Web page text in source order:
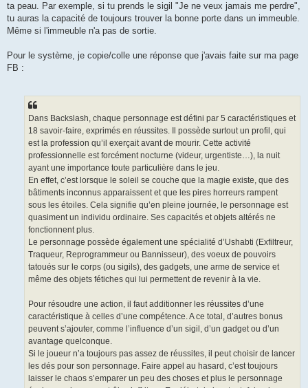
ta peau. Par exemple, si tu prends le sigil "Je ne veux jamais me perdre",
tu auras la capacité de toujours trouver la bonne porte dans un immeuble.
Même si l'immeuble n'a pas de sortie.
Pour le système, je copie/colle une réponse que j'avais faite sur ma page
FB :
Dans Backslash, chaque personnage est défini par 5 caractéristiques et
18 savoir-faire, exprimés en réussites. Il possède surtout un profil, qui
est la profession qu’il exerçait avant de mourir. Cette activité
professionnelle est forcément nocturne (videur, urgentiste…), la nuit
ayant une importance toute particulière dans le jeu.
En effet, c’est lorsque le soleil se couche que la magie existe, que des
bâtiments inconnus apparaissent et que les pires horreurs rampent
sous les étoiles. Cela signifie qu’en pleine journée, le personnage est
quasiment un individu ordinaire. Ses capacités et objets altérés ne
fonctionnent plus.
Le personnage possède également une spécialité d’Ushabti (Exfiltreur,
Traqueur, Reprogrammeur ou Bannisseur), des voeux de pouvoirs
tatoués sur le corps (ou sigils), des gadgets, une arme de service et
même des objets fétiches qui lui permettent de revenir à la vie.
Pour résoudre une action, il faut additionner les réussites d’une
caractéristique à celles d’une compétence. A ce total, d’autres bonus
peuvent s’ajouter, comme l’influence d’un sigil, d’un gadget ou d’un
avantage quelconque.
Si le joueur n’a toujours pas assez de réussites, il peut choisir de lancer
les dés pour son personnage. Faire appel au hasard, c’est toujours
laisser le chaos s’emparer un peu des choses et plus le personnage